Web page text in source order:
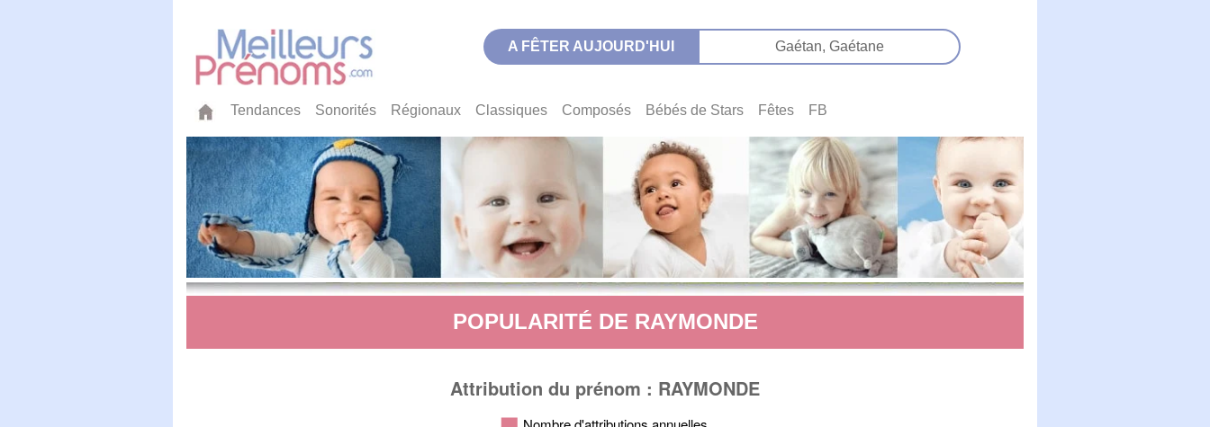
A FÊTER AUJOURD'HUI Gaétan, Gaétane
Tendances Sonorités Régionaux Classiques Composés Bébés de Stars Fêtes FB
POPULARITÉ DE RAYMONDE